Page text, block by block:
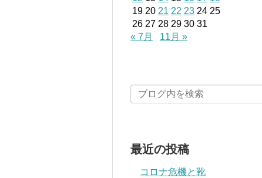
19 20 21 22 23 24 25
26 27 28 29 30 31
« 7月
11月 »
最近の投稿
コロナ危機と靴